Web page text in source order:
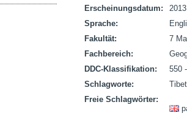
Erscheinungsdatum:
2013
Sprache:
Fakultät:
7
Fachbereich:
DDC-Klassifikation:
550
Schlagworte:
Freie Schlagwörter: